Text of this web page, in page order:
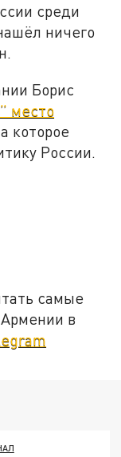
среди
ничего
Борис
место
которое
России.
самые
в